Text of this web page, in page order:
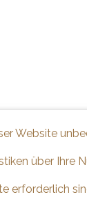
Website
über
erforderlich